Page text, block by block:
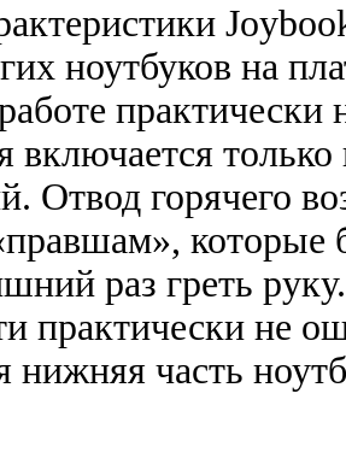
ноутбуков на
практически
включается
Отвод горячего
раз греть
практически не
нижняя часть